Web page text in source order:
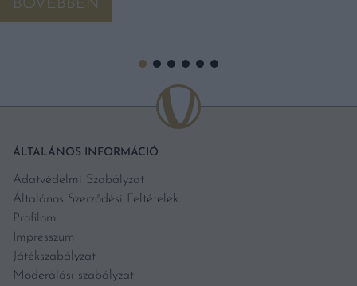
BŐVEBBEN
ÁLTALÁNOS INFORMÁCIÓ
Adatvédelmi Szabályzat
Általános Szerződési Feltételek
Profilom
Impresszum
Játékszabályzat
Moderálási szabályzat